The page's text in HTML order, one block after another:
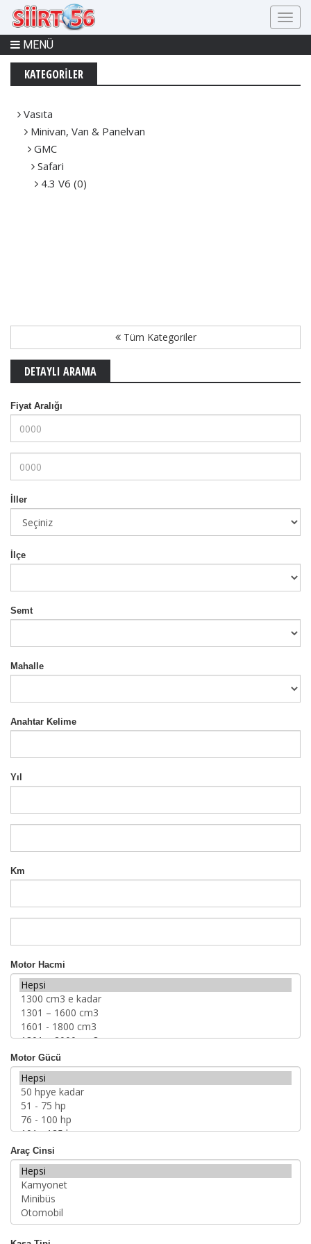
MENÜ
KATEGORİLER
Vasıta
Minivan, Van & Panelvan
GMC
Safari
4.3 V6 (0)
Tüm Kategoriler
DETAYLI ARAMA
Fiyat Aralığı
İller
İlçe
Semt
Mahalle
Anahtar Kelime
Yıl
Km
Motor Hacmi
Motor Gücü
Araç Cinsi